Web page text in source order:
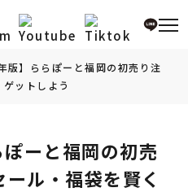
け情報
版】ららぽーと福岡の初売り注
ットしよう
ーと福岡の初売
ル・福袋を賢く